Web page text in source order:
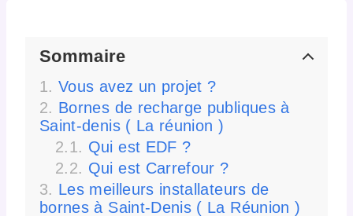
Sommaire
Vous avez un projet ?
Bornes de recharge publiques à
Saint-denis ( La réunion )
Qui est EDF ?
Qui est Carrefour ?
Les meilleurs installateurs de
bornes à Saint-Denis ( La Réunion )